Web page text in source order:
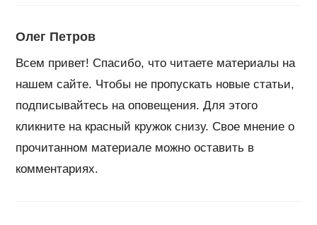
Олег Петров
Всем привет! Спасибо, что читаете материалы на
нашем сайте. Чтобы не пропускать новые статьи,
подписывайтесь на оповещения. Для этого
кликните на красный кружок снизу. Свое мнение о
прочитанном материале можно оставить в
комментариях.